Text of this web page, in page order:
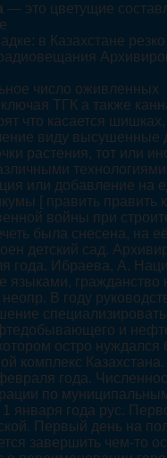
— это цветущие
в Казахстане
число оживленных
ТГК а также
что касается
виду высушенные
растения, тот или
или добавление на
[ править править
войны при
была снесена, на
детский сад.
года. Ибраева, А.
языками, гражданство
неопр. В году
и
остро нуждался
комплекс Казахстана.
года.
по
января года рус.
Первый день на
завершить чем-то